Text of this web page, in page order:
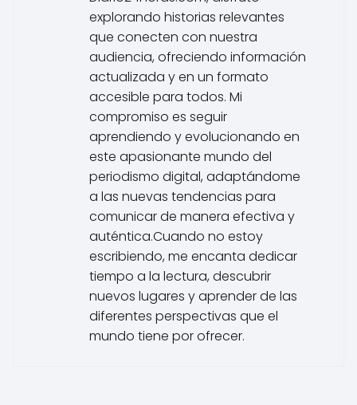
explorando historias relevantes
que conecten con nuestra
audiencia, ofreciendo información
actualizada y en un formato
accesible para todos. Mi
compromiso es seguir
aprendiendo y evolucionando en
este apasionante mundo del
periodismo digital, adaptándome
a las nuevas tendencias para
comunicar de manera efectiva y
auténtica.Cuando no estoy
escribiendo, me encanta dedicar
tiempo a la lectura, descubrir
nuevos lugares y aprender de las
diferentes perspectivas que el
mundo tiene por ofrecer.